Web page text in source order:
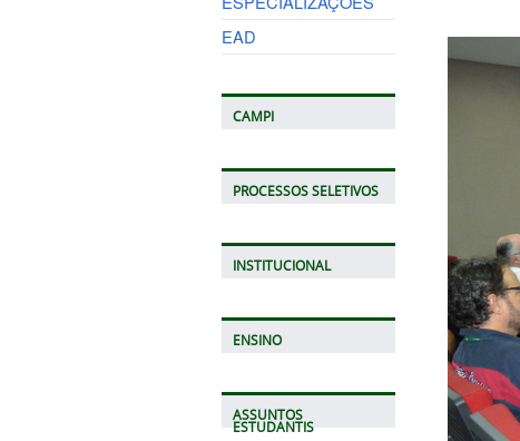
EAD
CAMPI
PROCESSOS SELETIVOS
INSTITUCIONAL
ENSINO
ASSUNTOS
ESTUDANTIS